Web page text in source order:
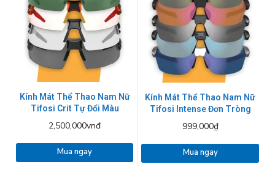
Kính Mát Thể Thao Nam Nữ
Tifosi Crit Tự Đổi Màu
2,500,000vnđ
Mua ngay
Kính Mát Thể Thao Nam Nữ
Tifosi Intense Đơn Tròng
999,000₫
Mua ngay